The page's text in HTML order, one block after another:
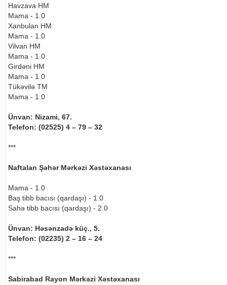
Havzava HM
Mama - 1.0
Xanbulan HM
Mama - 1.0
Vilvan HM
Mama - 1.0
Girdəni HM
Mama - 1.0
Tükəvilə TM
Mama - 1.0
Ünvan: Nizami, 67.
Telefon: (02525) 4 – 79 – 32
***
Naftalan Şəhər Mərkəzi Xəstəxanası
Mama - 1.0
Baş tibb bacısı (qardaşı) - 1.0
Sahə tibb bacısı (qardaşı) - 2.0
Ünvan: Həsənzadə küç., 5.
Telefon: (02235) 2 – 16 – 24
***
Sabirabad Rayon Mərkəzi Xəstəxanası